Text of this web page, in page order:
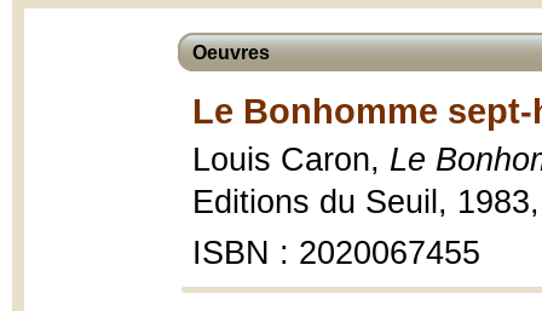
Oeuvres
Le Bonhomme sept-
Louis Caron, Le
Editions du Seuil,
ISBN : 2020067455